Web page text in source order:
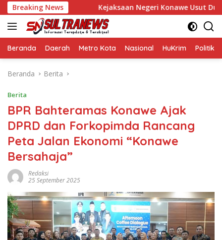
Langsung
ke
konten
Breaking News
Bupati Kejaksaan Negeri Konawe Usut Dugaan
Beranda Daerah Metro Kota Nasional HuKrim Politik
Beranda Berita
Berita
BPR Bahteramas Konawe Ajak
DPRD dan Forkopimda Rancang
Peta Jalan Ekonomi “Konawe
Bersahaja”
Redaksi
25 September 2025